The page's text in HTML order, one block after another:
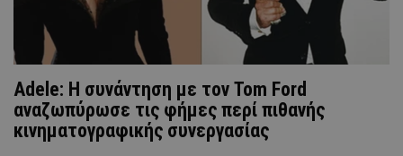
Adele: H συνάντηση με τον Tom Ford
αναζωπύρωσε τις φήμες περί πιθανής
κινηματογραφικής συνεργασίας